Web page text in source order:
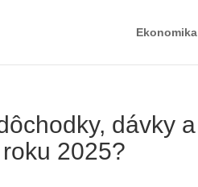
Ekonomika
dávky a
2025?